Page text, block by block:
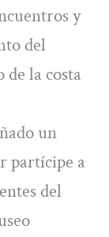
y
del
la costa
un
partícipe a
del